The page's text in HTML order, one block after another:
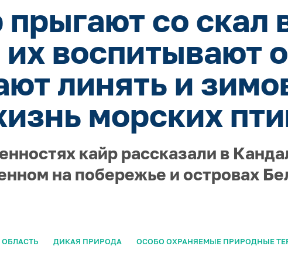
со скал
их воспитывают
линять и
морских
кайр рассказали в
на побережье и островах
ДИКАЯ ПРИРОДА ОСОБО ОХРАНЯЕМЫЕ ПРИРОДНЫЕ